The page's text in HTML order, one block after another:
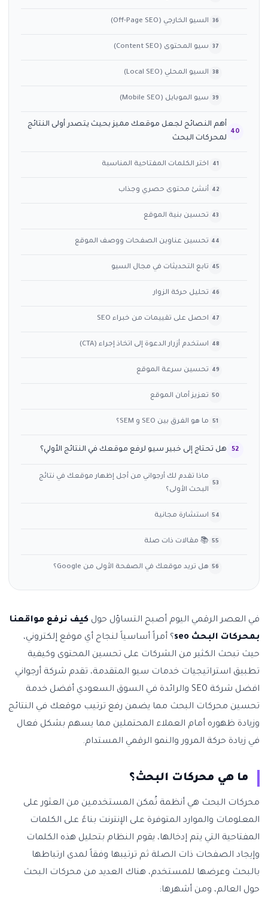
السيو الخارجي (Off-Page SEO)
سيو المحتوى (Content SEO)
السيو المحلي (Local SEO)
سيو الموبايل (Mobile SEO)
أهم النصائح لجعل موقعك مميز بحيث يتصدر أولى النتائج
لمحركات البحث
اختر الكلمات المفتاحية المناسبة
أنشئ محتوى حصري وجذاب
تحسين بنية الموقع
تحسين عناوين الصفحات ووصف الموقع
تابع التحديثات في مجال السيو
تحليل حركة الزوار
احصل على تقييمات من خبراء SEO
استخدم أزرار الدعوة إلى اتخاذ إجراء (CTA)
تحسين سرعة الموقع
تعزيز أمان الموقع
ما هو الفرق بين SEO و SEM؟
هل تحتاج إلى خبير سيو لرفع موقعك في النتائج الأولي؟
ماذا تقدم لك أرجواني من أجل إظهار موقعك في نتائج
البحث الأولى؟
استشارة مجانية
📚 مقالات ذات صلة
هل تريد موقعك في الصفحة الأولى من Google؟
في العصر الرقمي اليوم أصبح التساؤل حول كيف نرفع مواقعنا
بمحركات البحث seo
؟ أمراً أساسياً لنجاح أي موقع إلكتروني،
حيث تبحث الكثير من الشركات على تحسين المحتوى وكيفية
تطبيق استراتيجيات خدمات سيو المتقدمة، تقدم شركة أرجواني
افضل شركة SEO والرائدة في السوق السعودي أفضل خدمة
تحسين محركات البحث مما يضمن رفع ترتيب موقعك في النتائج
وزيادة ظهوره أمام العملاء المحتملين مما يسهم بشكل فعال
في زيادة حركة المرور والنمو الرقمي المستدام.
ما هي محركات البحث؟
محركات البحث هي أنظمة تُمكن المستخدمين من العثور على
المعلومات والموارد المتوفرة على الإنترنت بناءً على الكلمات
المفتاحية التي يتم إدخالها، يقوم النظام بتحليل هذه الكلمات
وإيجاد الصفحات ذات الصلة ثم ترتيبها وفقاً لمدى ارتباطها
بالبحث وعرضها للمستخدم، هناك العديد من محركات البحث
حول العالم، ومن أشهرها: